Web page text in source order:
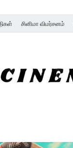
சினிமா விமர்சனம்